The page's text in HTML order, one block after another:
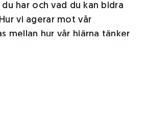
har och vad du kan bidra
vi agerar mot vår
mellan hur vår hjärna tänker